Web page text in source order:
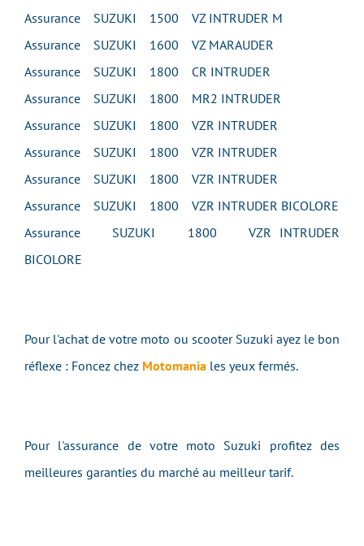
Assurance SUZUKI 1500 VZ INTRUDER M
Assurance SUZUKI 1600 VZ MARAUDER
Assurance SUZUKI 1800 CR INTRUDER
Assurance SUZUKI 1800 MR2 INTRUDER
Assurance SUZUKI 1800 VZR INTRUDER
Assurance SUZUKI 1800 VZR INTRUDER
Assurance SUZUKI 1800 VZR INTRUDER
Assurance SUZUKI 1800 VZR INTRUDER BICOLORE
Assurance SUZUKI 1800 VZR INTRUDER
BICOLORE
Pour l'achat de votre moto ou scooter Suzuki ayez le bon
réflexe : Foncez chez Motomania les yeux fermés.
Pour l'assurance de votre moto Suzuki profitez des
meilleures garanties du marché au meilleur tarif.